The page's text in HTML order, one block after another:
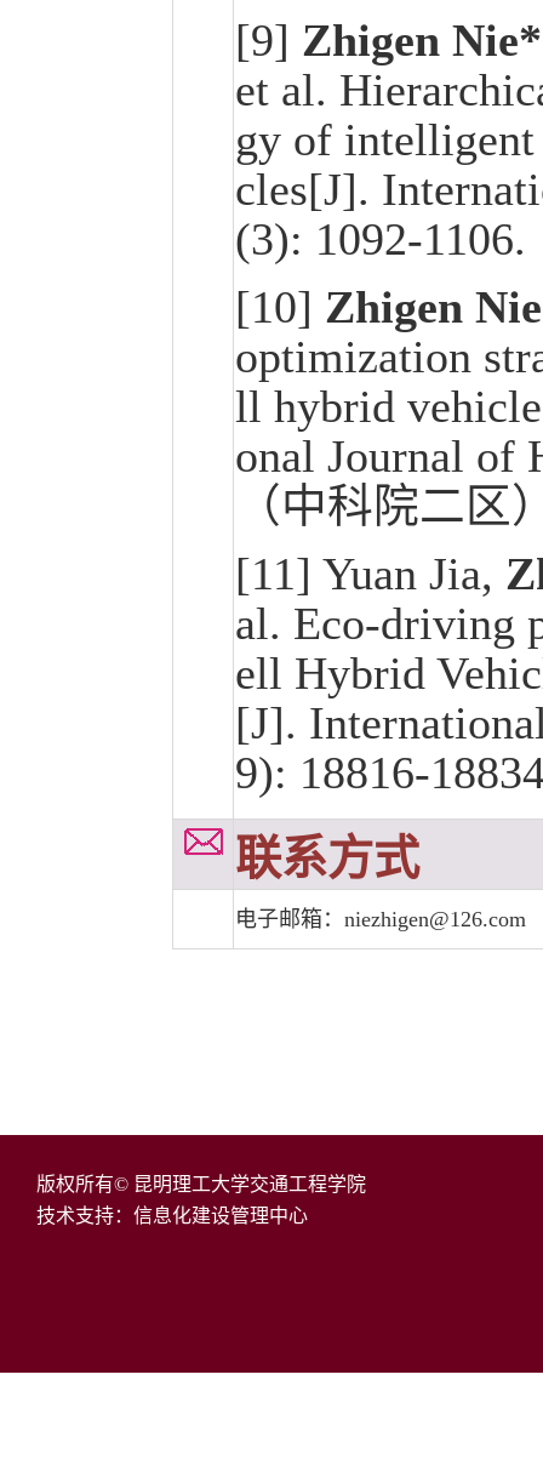
[9] Zhigen Nie*
et al.
gy of
cles[J].
(3): 1092-
[10] Zhigen
optimization
ll hybrid
onal Journal of
（中科院二区
[11] Yuan Jia,
al. Eco-driving
ell Hybrid
[J].
9): 18816-
联系方式
电子邮箱：niezhigen@126.com
版权所有© 昆明理工大学交通工程学院
技术支持：信息化建设管理中心